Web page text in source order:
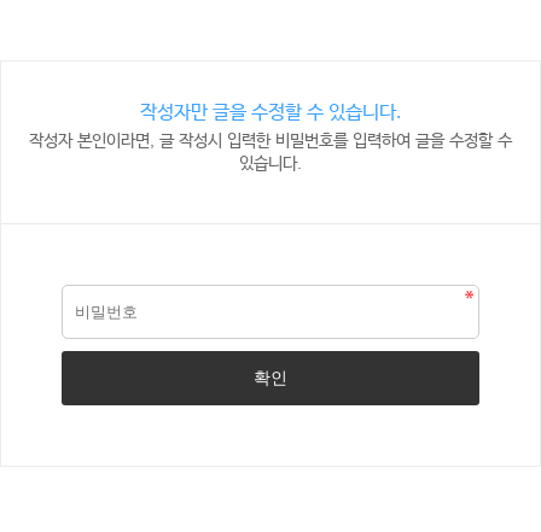
작성자만 글을 수정할 수 있습니다.
작성자 본인이라면, 글 작성시 입력한 비밀번호를 입력하여 글을 수정할 수
있습니다.